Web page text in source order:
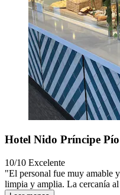
Hotel Nido Príncipe Pío
10/10 Excelente
"El personal fue muy amable
limpia y amplia. La cercanía